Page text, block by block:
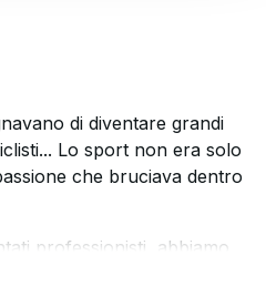
di diventare grandi
Lo sport non era solo
che bruciava dentro
professionisti, abbiamo
in un modo o nell'altro. Chi